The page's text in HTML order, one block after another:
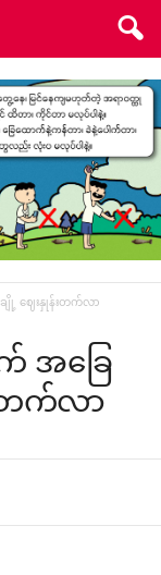
ချို့ ‌ဈေးနှုန်းတက်လာ
အ‌ခြေ
တက်လာ